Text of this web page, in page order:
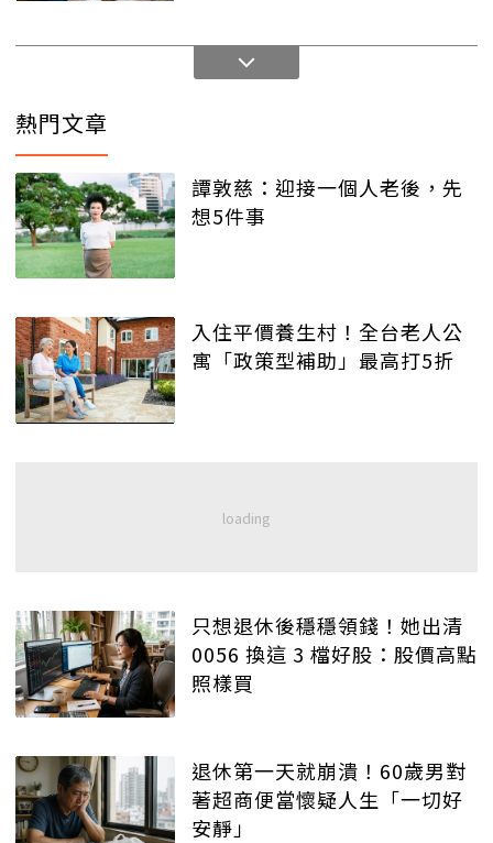
熱門文章
譚敦慈：迎接一個人老後，先
想5件事
入住平價養生村！全台老人公
寓「政策型補助」最高打5折
只想退休後穩穩領錢！她出清
0056 換這 3 檔好股：股價高點
照樣買
退休第一天就崩潰！60歲男對
著超商便當懷疑人生「一切好
安靜」